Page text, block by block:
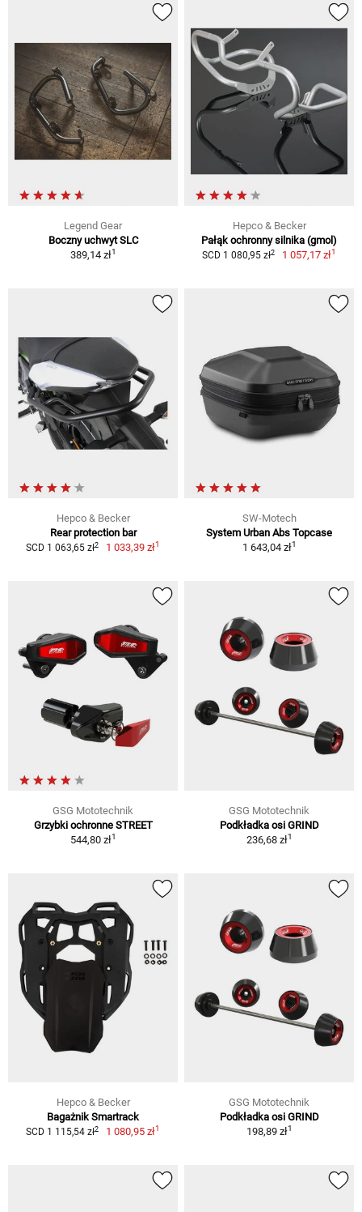
Legend Gear
Boczny uchwyt SLC
389,14 zł1
Hepco & Becker
Pałąk ochronny silnika (gmol)
SCD 1 080,95 zł2 1 057,17 zł1
Hepco & Becker
Rear protection bar
SCD 1 063,65 zł2 1 033,39 zł1
SW-Motech
System Urban Abs Topcase
1 643,04 zł1
GSG Mototechnik
Grzybki ochronne STREET
544,80 zł1
GSG Mototechnik
Podkładka osi GRIND
236,68 zł1
Hepco & Becker
Bagażnik Smartrack
SCD 1 115,54 zł2 1 080,95 zł1
GSG Mototechnik
Podkładka osi GRIND
198,89 zł1